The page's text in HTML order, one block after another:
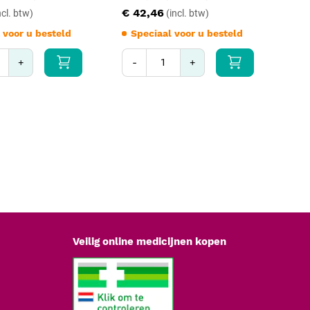
voor u besteld
+
€ 42,46
Speciaal voor u besteld
- +
Veilig online medicijnen kopen